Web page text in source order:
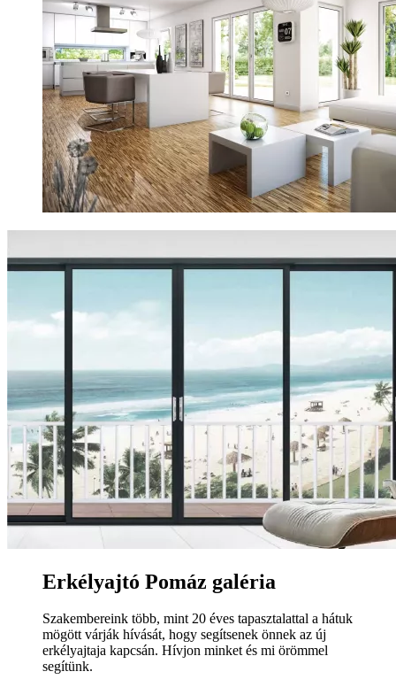
Erkélyajtó Pomáz galéria
Szakembereink több, mint 20 éves tapasztalattal a hátuk
mögött várják hívását, hogy segítsenek önnek az új
erkélyajtaja kapcsán. Hívjon minket és mi örömmel
segítünk.